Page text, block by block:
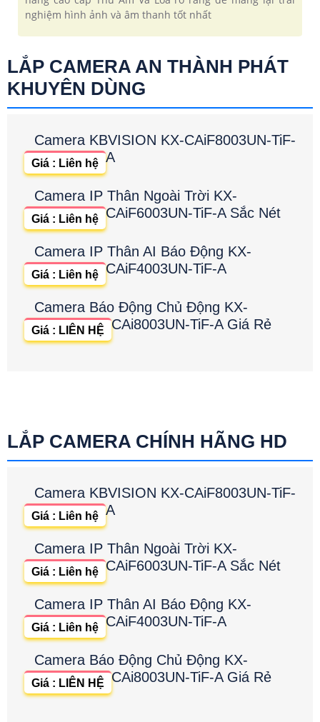
nghiệm hình ảnh và âm thanh tốt nhất
LẮP CAMERA AN THÀNH PHÁT
KHUYÊN DÙNG
Camera KBVISION KX-CAiF8003UN-TiF-
A
Giá : Liên hệ
Camera IP Thân Ngoài Trời KX-
CAiF6003UN-TiF-A Sắc Nét
Giá : Liên hệ
Camera IP Thân AI Báo Động KX-
CAiF4003UN-TiF-A
Giá : Liên hệ
Camera Báo Động Chủ Động KX-
CAi8003UN-TiF-A Giá Rẻ
Giá : LIÊN HỆ
LẮP CAMERA CHÍNH HÃNG HD
Camera KBVISION KX-CAiF8003UN-TiF-
A
Giá : Liên hệ
Camera IP Thân Ngoài Trời KX-
CAiF6003UN-TiF-A Sắc Nét
Giá : Liên hệ
Camera IP Thân AI Báo Động KX-
CAiF4003UN-TiF-A
Giá : Liên hệ
Camera Báo Động Chủ Động KX-
CAi8003UN-TiF-A Giá Rẻ
Giá : LIÊN HỆ